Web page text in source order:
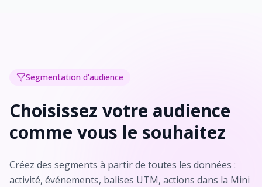
Segmentation d'audience
Choisissez votre audience
comme vous le souhaitez
Créez des segments à partir de toutes les données :
activité, événements, balises UTM, actions dans la Mini